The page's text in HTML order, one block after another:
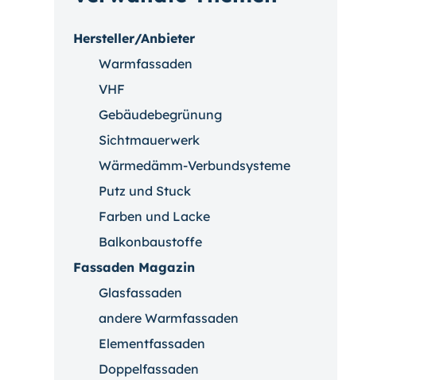
Hersteller/Anbieter
Warmfassaden
VHF
Gebäudebegrünung
Sichtmauerwerk
Wärmedämm-Verbundsysteme
Putz und Stuck
Farben und Lacke
Balkonbaustoffe
Fassaden Magazin
Glasfassaden
andere Warmfassaden
Elementfassaden
Doppelfassaden